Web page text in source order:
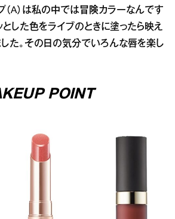
（A）は私の中では冒険カラーなんです
とした色をライブのときに塗ったら映え
た。その日の気分でいろんな唇を楽し
POINT